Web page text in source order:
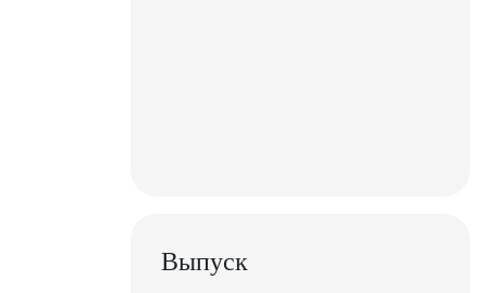
Выпуск